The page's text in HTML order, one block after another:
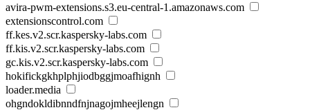
avira-pwm-extensions.s3.eu-central-1.amazonaws.com
extensionscontrol.com
ff.kes.v2.scr.kaspersky-labs.com
ff.kis.v2.scr.kaspersky-labs.com
gc.kis.v2.scr.kaspersky-labs.com
hokifickgkhplphjiodbggjmoafhignh
loader.media
ohgndokldibnndfnjnagojmheejlengn